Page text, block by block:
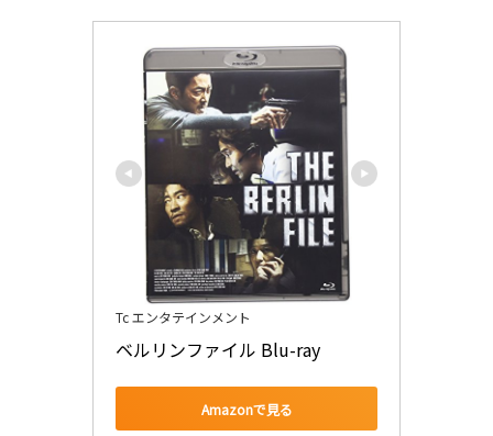
Tc エンタテインメント
ベルリンファイル Blu-ray
Amazonで見る